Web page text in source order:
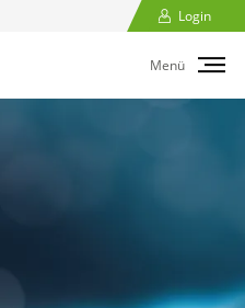
Login
Menü